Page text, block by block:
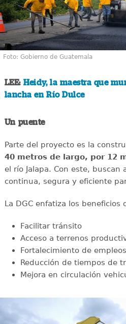
Foto: Gobierno de Guatemala
LEE: Heidy, la maestra que
lancha en Río Dulce
Un puente
Parte del proyecto es la
40 metros de largo, por 12
el río Jalapa. Con este, buscan
continua, segura y eficiente
La DGC enfatiza los beneficios
Facilitar tránsito
Acceso a terrenos
Fortalecimiento de
Reducción de tiempos de
Mejora en circulación